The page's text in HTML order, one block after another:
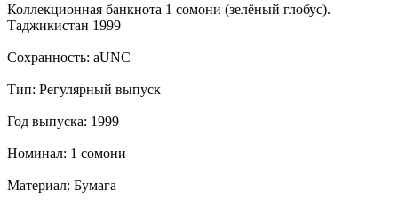
Коллекционная банкнота 1 сомони (зелёный глобус).
Таджикистан 1999
Сохранность: aUNC
Тип: Регулярный выпуск
Год выпуска: 1999
Номинал: 1 сомони
Материал: Бумага